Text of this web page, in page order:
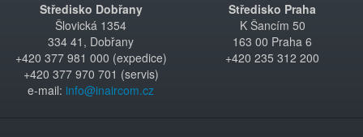
Středisko Dobřany
Šlovická 1354
334 41, Dobřany
+420 377 981 000 (expedice)
+420 377 970 701 (servis)
e-mail: info@inaircom.cz
Středisko Praha
K Šancím 50
163 00 Praha 6
+420 235 312 200